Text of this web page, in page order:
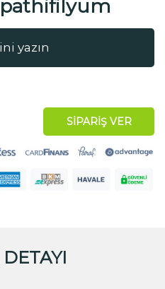
SİPARİŞ VER